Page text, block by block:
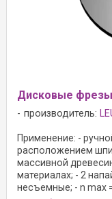
Дисковые
производитель:
Применение: -
расположением
массивной
материалах; - 2
несъемные; - n max